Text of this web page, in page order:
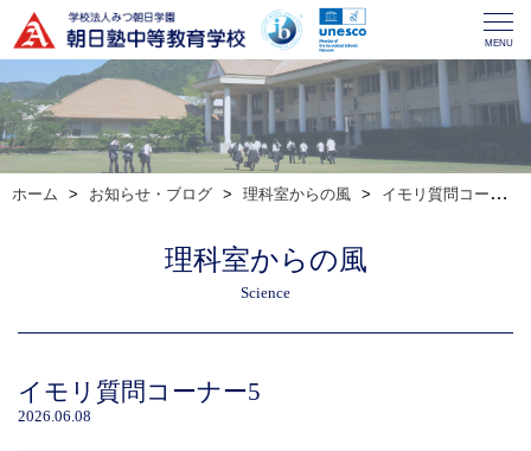
MENU
ホーム お知らせ・ブログ 理科室からの風 イモリ質問コーナー5
理科室からの風
Science
イモリ質問コーナー5
2026.06.08